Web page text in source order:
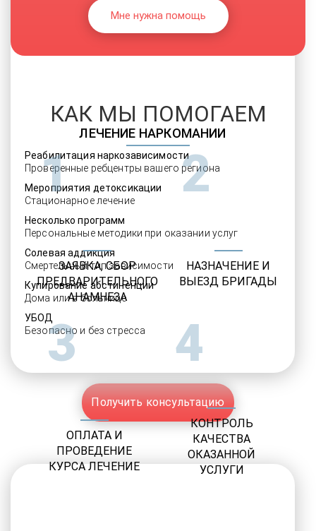
ЛЕЧЕНИЕ НАРКОМАНИИ
Реабилитация наркозависимости
Проверенные ребцентры вашего региона
Мероприятия детоксикации
Стационарное лечение
Несколько программ
Персональные методики при оказании услуг
Солевая аддикция
Смертельный тип зависимости
Купирование абстиненции
Дома или в больнице
УБОД
Безопасно и без стресса
Получить консультацию
Мне нужна помощь
КАК МЫ ПОМОГАЕМ
1
ЗАЯВКА, СБОР
ПРЕДВАРИТЕЛЬНОГО
АНАМНЕЗА
2
НАЗНАЧЕНИЕ И
ВЫЕЗД БРИГАДЫ
3
ОПЛАТА И
ПРОВЕДЕНИЕ
КУРСА ЛЕЧЕНИЕ
4
КОНТРОЛЬ
КАЧЕСТВА
ОКАЗАННОЙ
УСЛУГИ